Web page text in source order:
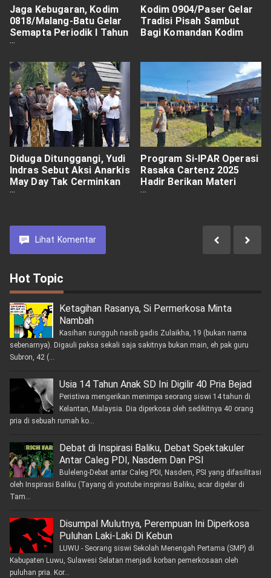
Jaga Kebugaran, Kodim
0818/Malang-Batu Gelar
Semapta Periodik I Tahun
2025
Kodim 0904/Paser Gelar
Tradisi Pisah Sambut
Bagi Komandan Kodim
Diduga Ditunggangi, Yudi
Indras Sebut Aksi Anarkis
May Day Tak Cerminkan
Sikap Buruh
Program Si-IPAR Operasi
Rasaka Cartenz 2025
Hadir Berikan Materi
Dasar - Dasar Gerakan
Kabupaten Pegunungan
Lihat Komentar
Hot Topic
Ketagihan Rasanya, Si Permerkosa Minta
Nambah
Kasihan sungguh nasib gadis Zulaikha, 19 (bukan nama
sebenarnya). Digauli paksa sekali saja sakitnya bukan main, eh pak guru
Subron, 42 (...
Usia 14 Tahun Anak SD Ini Digilir 40 Pria Bejad
Peristiwa mengerikan menimpa seorang siswi 14 tahun di
Kelantan, Malaysia. Dia diperkosa oleh sedikitnya 40 orang
pria di sebuah rumah ko...
Debat di Inspirasi Baliku, Debat Spektakuler
Antar Caleg PDI, Nasdem Dan PSI
Buleleng-Debat antar Caleg PDI, Nasdem, PSI yang difasilitasi
oleh Inspirasi Baliku (Tayang di youtube inspirasi Baliku, acar digelar di
Tam...
Disumpal Mulutnya, Perempuan Ini Diperkosa
Puluhan Laki-Laki Di Kebun
LUWU - Seorang siswi Sekolah Menengah Pertama (SMP) di
Kabupaten Luwu, Sulawesi Selatan menjadi korban pemerkosaan oleh
puluhan pria. Kor...